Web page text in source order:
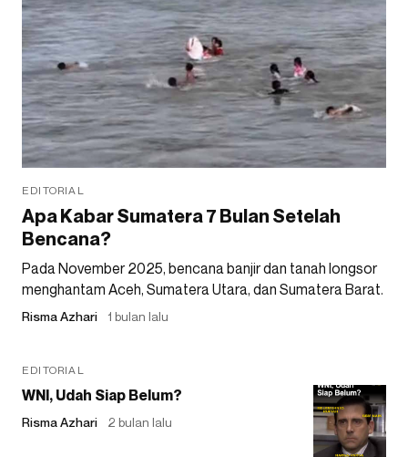
EDITORIAL
Apa Kabar Sumatera 7 Bulan Setelah
Bencana?
Pada November 2025, bencana banjir dan tanah longsor
menghantam Aceh, Sumatera Utara, dan Sumatera Barat.
Risma Azhari 1 bulan lalu
EDITORIAL
WNI, Udah Siap Belum?
Risma Azhari 2 bulan lalu